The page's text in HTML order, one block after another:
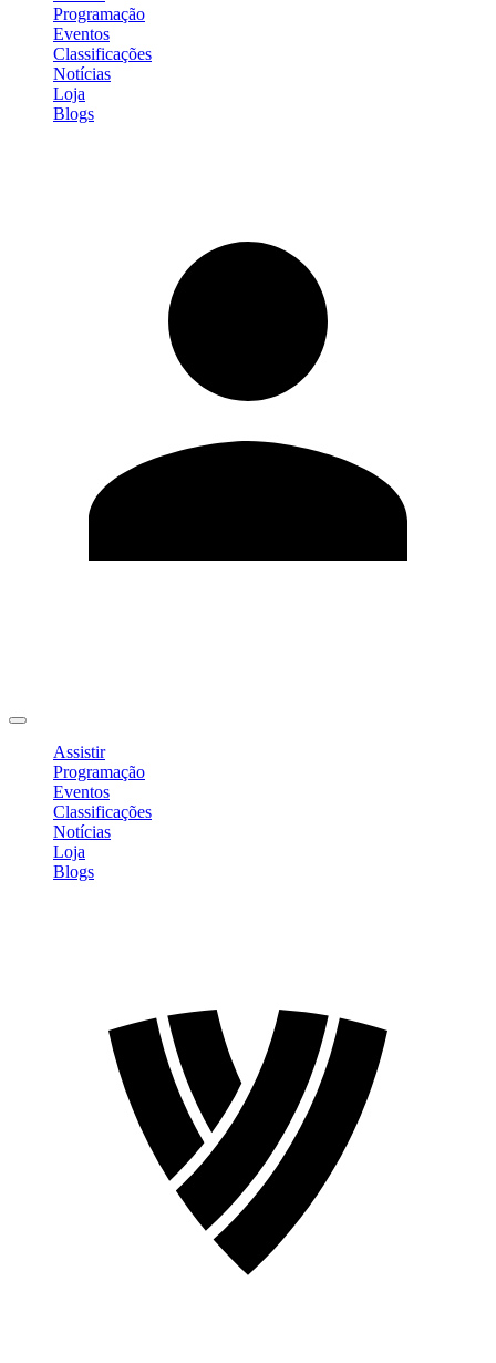
Programação
Eventos
Classificações
Notícias
Loja
Blogs
Assistir
Programação
Eventos
Classificações
Notícias
Loja
Blogs